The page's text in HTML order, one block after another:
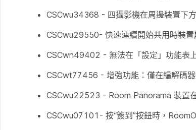
CSCwu34368 - 四攝影機在周邊裝置下
CSCwu29550- 快速連續開始共用時裝置
CSCwn49402 - 無法在「設定」功能表
CSCwt77456 - 增強功能：僅在編解碼
CSCwu22523 - Room Panorama 裝置
CSCwu07101- 按“簽到”按鈕時，